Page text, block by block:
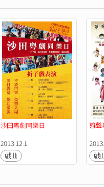
沙田粵劇同樂日
2013.12.1
戲曲
雛聲
戲